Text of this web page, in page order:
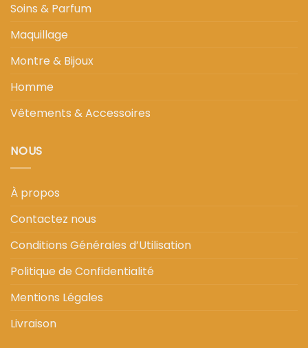
Soins & Parfum
Maquillage
Montre & Bijoux
Homme
Vêtements & Accessoires
NOUS
À propos
Contactez nous
Conditions Générales d’Utilisation
Politique de Confidentialité
Mentions Légales
Livraison